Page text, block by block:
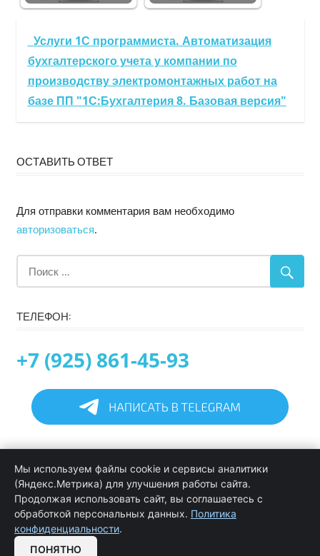
Услуги 1С программиста. Автоматизация
бухгалтерского учета у компании по
производству электромонтажных работ на
базе ПП "1С:Бухгалтерия 8. Базовая версия"
ОСТАВИТЬ ОТВЕТ
Для отправки комментария вам необходимо
авторизоваться.
ТЕЛЕФОН:
+7 (925) 861-45-93
Информация
Программирование в 1С услуги
Услуги обслуживания и сопровождения 1С
Цены на услуги программиста 1С
Мы используем файлы cookie и сервисы аналитики
(Яндекс.Метрика) для улучшения работы сайта.
Продолжая использовать сайт, вы соглашаетесь с
обработкой персональных данных. Политика
конфиденциальности.
ПОНЯТНО